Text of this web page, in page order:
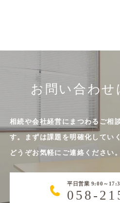
お問い合わせ
相続や会社経営にまつわるご相
す。まずは課題を明確化してい
どうぞお気軽にご連絡ください。
平日営業 9:00～
058-